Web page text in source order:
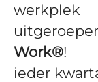
werkplek
Work®!
ieder